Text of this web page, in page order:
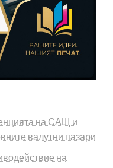
на САЩ и
валутни пазари
на